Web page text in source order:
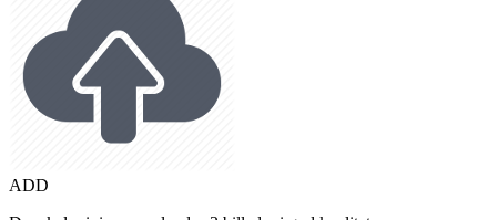
ADD